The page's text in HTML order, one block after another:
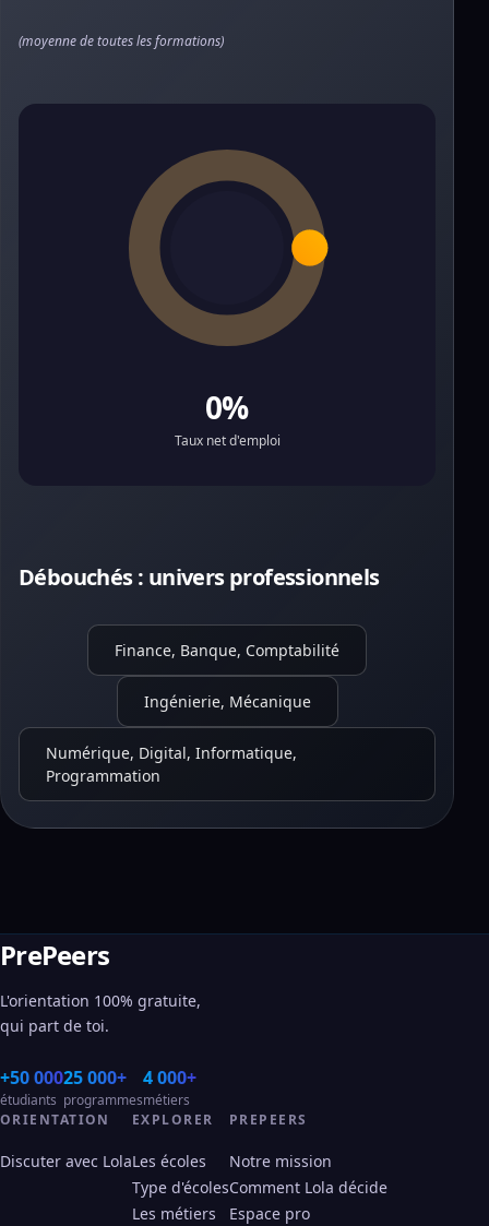
(moyenne de toutes les formations)
0%
Taux net d'emploi
Débouchés : univers professionnels
Finance, Banque, Comptabilité
Ingénierie, Mécanique
Numérique, Digital, Informatique,
Programmation
PrePeers
L'orientation 100% gratuite,
qui part de toi.
+50 000
étudiants
25 000+
programmes
4 000+
métiers
ORIENTATION
Discuter avec Lola
EXPLORER
Les écoles
Type d'écoles
Les métiers
PREPEERS
Notre mission
Comment Lola décide
Espace pro